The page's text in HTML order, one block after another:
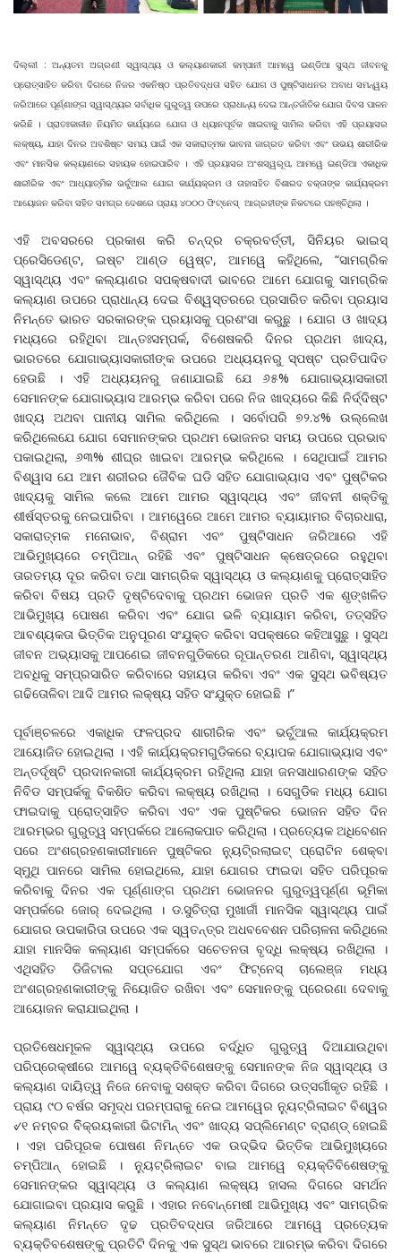
ଦିଲ୍ଲୀ : ଅନ୍ୟତମ ଅଗ୍ରଣୀ ସ୍ୱାସ୍ଥ୍ୟ ଓ କଲ୍ୟାଣକାରୀ କମ୍ପାନୀ ଆମୱେ ଇଣ୍ଡିଆ ସୁସ୍ଥ ଜୀବନକୁ
ପ୍ରୋତ୍ସାହିତ କରିବା ଦିଗରେ ନିଜର ଏକନିଷ୍ଠ ପ୍ରତିବଦ୍ଧତା ସହିତ ଯୋଗ ଓ ପୁଷ୍ଟିସାଧନର ଅବାଧ ସମନ୍ୱୟ
ଜରିଆରେ ପୂର୍ଣ୍ଣାଙ୍ଗ ସ୍ୱାସ୍ଥ୍ୟର ସର୍ବାଧିକ ଗୁରୁତ୍ୱ ଉପରେ ପ୍ରାଧାନ୍ୟ ଦେଇ ଆନ୍ତର୍ଜାତିକ ଯୋଗ ଦିବସ ପାଳନ
କରିଛି । ପ୍ରାତଃକାଳୀନ ନିୟମିତ କାର୍ଯ୍ୟରେ ଯୋଗ ଓ ଧ୍ୟାନପୂର୍ବକ ଖାଇବାକୁ ସାମିଲ କରିବା ଏହି ପ୍ରୟାସର
ଲକ୍ଷ୍ୟ, ଯାହା ଦିନର ଅବଶିଷ୍ଟ ସମୟ ପାଇଁ ଏକ ସକାରାତ୍ମକ ଭାବନା ଜାଗ୍ରତ କରିବା ଏବଂ ଉଭୟ ଶାରୀରିକ
ଏବଂ ମାନସିକ କଲ୍ୟାଣରେ ସହାୟକ ହୋଇପାରିବ । ଏହି ପ୍ରୟାସର ଅଂଶସ୍ୱରୂପ, ଆମୱେ ଇଣ୍ଡିଆ ଏକାଧିକ
ଶାରୀରିକ ଏବଂ ଆଧ୍ୟାତ୍ମିକ ଭର୍ଚୁଆଲ ଯୋଗ କାର୍ଯ୍ୟକ୍ରମ ଓ ତାହାସହିତ ବିଶାରଦ ବକ୍ତାଙ୍କ କାର୍ଯ୍ୟକ୍ରମ
ଆୟୋଜନ କରିବା ସହିତ ସମଗ୍ର ଦେଶରେ ପ୍ରାୟ ୪୦୦୦ ଫିଟ୍‌ନେସ୍‌ ଆଗ୍ରହୀଙ୍କ ନିକଟରେ ପହଞ୍ଚିଥିଲା ।
ଏହି ଅବସରରେ ପ୍ରକାଶ କରି ଚନ୍ଦ୍ର ଚକ୍ରବର୍ତ୍ତୀ, ସିନିୟର ଭାଇସ୍‌
ପ୍ରେସିଡେଣ୍ଟ, ଇଷ୍ଟ ଆଣ୍ଡ ୱେଷ୍ଟ, ଆମୱେ କହିଥିଲେ, “ସାମଗ୍ରିକ
ସ୍ୱାସ୍ଥ୍ୟ ଏବଂ କଲ୍ୟାଣର ସପକ୍ଷବାଦୀ ଭାବରେ ଆମେ ଯୋଗକୁ ସାମଗ୍ରିକ
କଲ୍ୟାଣ ଉପରେ ପ୍ରାଧାନ୍ୟ ଦେଇ ବିଶ୍ୱସ୍ତରରେ ପ୍ରସାରିତ କରିବା ପ୍ରୟାସ
ନିମନ୍ତେ ଭାରତ ସରକାରଙ୍କ ପ୍ରୟାସକୁ ପ୍ରଶଂସା କରୁଛୁ । ଯୋଗ ଓ ଖାଦ୍ୟ
ମଧ୍ୟରେ ରହିଥିବା ଆନ୍ତଃସମ୍ପର୍କ, ବିଶେଷକରି ଦିନର ପ୍ରଥମ ଖାଦ୍ୟ,
ଭାରତରେ ଯୋଗାଭ୍ୟାସକାରୀଙ୍କ ଉପରେ ଅଧ୍ୟୟନରୁ ସ୍ପଷ୍ଟ ପ୍ରତିପାଦିତ
ହେଉଛି । ଏହି ଅଧ୍ୟୟନରୁ ଜଣାଯାଇଛି ଯେ ୬୫% ଯୋଗାଭ୍ୟାସକାରୀ
ସେମାନଙ୍କ ଯୋଗାଭ୍ୟାସ ଆରମ୍ଭ କରିବା ପରେ ନିଜ ଖାଦ୍ୟରେ କିଛି ନିର୍ଦ୍ଦିଷ୍ଟ
ଖାଦ୍ୟ ଅଥବା ପାନୀୟ ସାମିଲ କରିଥିଲେ । ସର୍ବୋପରି ୭୨.୪% ଉଲ୍ଲେଖ
କରିଥିଲେଯେ ଯୋଗ ସେମାନଙ୍କର ପ୍ରଥମ ଭୋଜନର ସମୟ ଉପରେ ପ୍ରଭାବ
ପକାଇଥିଲା, ୬୩% ଶୀଘ୍ର ଖାଇବା ଆରମ୍ଭ କରିଥିଲେ । ସେଥିପାଇଁ ଆମର
ବିଶ୍ୱାସ ଯେ ଆମ ଶରୀରର ଜୈବିକ ଘଡି ସହିତ ଯୋଗାଭ୍ୟାସ ଏବଂ ପୁଷ୍ଟିକର
ଖାଦ୍ୟକୁ ସାମିଲ କଲେ ଆମେ ଆମର ସ୍ୱାସ୍ଥ୍ୟ ଏବଂ ଜୀବନୀ ଶକ୍ତିକୁ
ଶୀର୍ଷସ୍ତରକୁ ନେଇପାରିବା । ଆମୱେରେ ଆମେ ଆମର ବ୍ୟାୟାମର ବିଚାରଧାରା,
ସକାରାତ୍ମକ ମନୋଭାବ, ବିଶ୍ରାମ ଏବଂ ପୁଷ୍ଟିସାଧନ ଜରିଆରେ ଏହି
ଆଭିମୁଖ୍ୟରେ ଚମ୍ପିଆନ୍‌ ରହିଛି ଏବଂ ପୁଷ୍ଟିସାଧନ କ୍ଷେତ୍ରରେ ରହୁଥିବା
ତାରତମ୍ୟ ଦୂର କରିବା ତଥା ସାମଗ୍ରିକ ସ୍ୱାସ୍ଥ୍ୟ ଓ କଲ୍ୟାଣକୁ ପ୍ରୋତ୍ସାହିତ
କରିବା ବିଷୟ ପ୍ରତି ଦୃଷ୍ଟିଦେବାକୁ ପ୍ରଥମ ଭୋଜନ ପ୍ରତି ଏକ ଶୃଙ୍ଖଳିତ
ଆଭିମୁଖ୍ୟ ପୋଷଣ କରିବା ଏବଂ ଯୋଗ ଭଳି ବ୍ୟାୟାମ କରିବା, ତତ୍‌ସହିତ
ଆବଶ୍ୟକତା ଭିତ୍ତିକ ଅନୁପୂରଣ ସଂଯୁକ୍ତ କରିବା ସପକ୍ଷରେ କହିଆସୁଛୁ । ସୁସ୍ଥ
ଜୀବନ ଅଭ୍ୟାସକୁ ଆପଣେଇ ଜୀବନଗୁଡିକରେ ରୂପାନ୍ତରଣ ଆଣିବା, ସ୍ୱାସ୍ଥ୍ୟ
ଅବଧିକୁ ସମ୍ପ୍ରସାରିତ କରିବାରେ ସହାୟତା କରିବା ଏବଂ ଏକ ସୁସ୍ଥ ଭବିଷ୍ୟତ
ଗଢିତୋଳିବା ଆଦି ଆମର ଲକ୍ଷ୍ୟ ସହିତ ସଂଯୁକ୍ତ ହୋଇଛି ।”
ପୂର୍ବାଞ୍ଚଳରେ ଏକାଧିକ ଫଳପ୍ରଦ ଶାରୀରିକ ଏବଂ ଭର୍ଚୁଆଲ କାର୍ଯ୍ୟକ୍ରମ
ଆୟୋଜିତ ହୋଇଥିଲା । ଏହି କାର୍ଯ୍ୟକ୍ରମଗୁଡିକରେ ବ୍ୟାପକ ଯୋଗାଭ୍ୟାସ ଏବଂ
ଅନ୍ତର୍ଦୃଷ୍ଟି ପ୍ରଦାନକାରୀ କାର୍ଯ୍ୟକ୍ରମ ରହିଥିଲା ଯାହା ଜନସାଧାରଣଙ୍କ ସହିତ
ନିବିଡ ସମ୍ପର୍କକୁ ବିକଶିତ କରିବା ଲକ୍ଷ୍ୟ ରଖିଥିଲା । ସେଗୁଡିକ ମଧ୍ୟ ଯୋଗ
ଫାଇଦାକୁ ପ୍ରୋତ୍ସାହିତ କରିବା ଏବଂ ଏକ ପୁଷ୍ଟିକର ଭୋଜନ ସହିତ ଦିନ
ଆରମ୍ଭର ଗୁରୁତ୍ୱ ସମ୍ପର୍କରେ ଆଲୋକପାତ କରିଥିଲା । ପ୍ରତ୍ୟେକ ଅଧିବେଶନ
ପରେ ଅଂଶଗ୍ରହଣକାରୀମାନେ ପୁଷ୍ଟିକର ନୁ୍ୟଟି୍ରଲାଇଟ୍‌ ପ୍ରୋଟିନ ଶେକ୍‌ବା
ସ୍ମୁଥି ପାନରେ ସାମିଲ ହୋଇଥିଲେ, ଯାହା ଯୋଗର ଫାଇଦା ସହିତ ପରିପୂରକ
କରିବାକୁ ଦିନର ଏକ ପୂର୍ଣ୍ଣାଙ୍ଗ ପ୍ରଥମ ଭୋଜନର ଗୁରୁତ୍ୱପୂର୍ଣ୍ଣ ଭୂମିକା
ସମ୍ପର୍କରେ ଜୋର୍‌ ଦେଇଥିଲା । ଡ.ସୁଚିତ୍ରା ମୁଖାର୍ଜୀ ମାନସିକ ସ୍ୱାସ୍ଥ୍ୟ ପାଇଁ
ଯୋଗର ଉପକାରିତା ଉପରେ ଏକ ସ୍ୱତନ୍ତ୍ର ଅଧବବେଶନ ପରିଚାଳନା କରିଥିଲେ
ଯାହା ମାନସିକ କଲ୍ୟାଣ ସମ୍ପର୍କରେ ସଚେତନତା ବୃଦ୍ଧି ଲକ୍ଷ୍ୟ ରଖିଥିଲା ।
ଏଥିସହିତ ଡିଜିଟାଲ ସପ୍ତଯୋଗ ଏବଂ ଫିଟ୍‌ନେସ୍‌ ଚାଲେଞ୍ଜ ମଧ୍ୟ
ଅଂଶଗ୍ରହଣକାରୀଙ୍କୁ ନିୟୋଜିତ ରଖିବା ଏବଂ ସେମାନଙ୍କୁ ପ୍ରେରଣା ଦେବାକୁ
ଆୟୋଜନ କରାଯାଇଥିଲା ।
ପ୍ରତିଷେଧମୂକଳ ସ୍ୱାସ୍ଥ୍ୟ ଉପରେ ବର୍ଦ୍ଧିତ ଗୁରୁତ୍ୱ ଦିଆଯାଉଥିବା
ପରିପ୍ରେକ୍ଷୀରେ ଆମୱେ ବ୍ୟକ୍ତିବିଶେଷଙ୍କୁ ସେମାନଙ୍କ ନିଜ ସ୍ୱାସ୍ଥ୍ୟ ଓ
କଲ୍ୟାଣ ଦାୟିତ୍ୱ ନିଜେ ନେବାକୁ ସଶକ୍ତ କରିବା ଦିଗରେ ଉତ୍ସର୍ଗୀକୃତ ରହିଛି ।
ପ୍ରାୟ ୯୦ ବର୍ଷର ସମୃଦ୍ଧ ପରମ୍ପରାକୁ ନେଇ ଆମୱେର ନୁ୍ୟଟ୍ରିଲାଇଟ ବିଶ୍ୱର
୰୧ ନମ୍ବର ବିିକ୍ରୟକାରୀ ଭିଟାମିନ୍‌ ଏବଂ ଖାଦ୍ୟ ସପ୍ଲିମେଣ୍ଟ ବ୍ରାଣ୍ଡ୍‌ ହୋଇଛି
। ଏହା ପରିପୂରକ ପୋଷଣ ନିମନ୍ତେ ଏକ ଉଦ୍ଭିଦ ଭିତ୍ତିକ ଆଭିମୁଖ୍ୟରେ
ଚମ୍ପିଆନ୍‌ ହୋଇଛି । ନୁ୍ୟଟ୍ରିଲାଇଟ ବାଇ ଆମୱେ ବ୍ୟକ୍ତିବିଶେଷଙ୍କୁ
ସେମାନଙ୍କର ସ୍ୱାସ୍ଥ୍ୟ ଓ କଲ୍ୟାଣ ଲକ୍ଷ୍ୟ ହାସଲ ଦିଗରେ ସମର୍ଥନ
ଯୋଗାଇବା ପ୍ରୟାସ କରୁଛି । ଏହାର ନବୋନ୍ମେଷୀ ଆଭିମୁଖ୍ୟ ଏବଂ ସାମଗ୍ରିକ
କଲ୍ୟାଣ ନିମନ୍ତେ ଦୃଢ ପ୍ରତିବଦ୍ଧତା ଜରିଆରେ ଆମୱେ ପ୍ରତ୍ୟେକ
ବ୍ୟକ୍ତିବଶେଷଙ୍କୁ ପ୍ରତିଟି ଦିନକୁ ଏକ ସୁସ୍ଥ ଭାବରେ ଆରମ୍ଭ କରିବା ଦିଗରେ